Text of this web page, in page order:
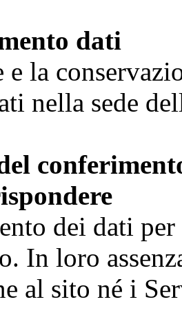
dati
e la
nella sede
dei dati
In loro
al sito né i